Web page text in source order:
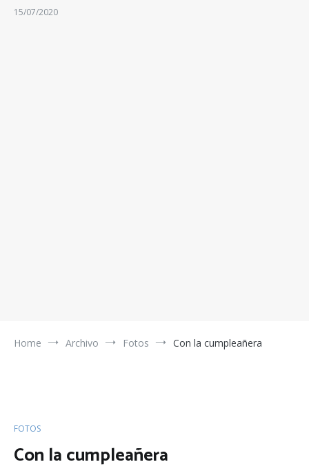
15/07/2020
Home Archivo Fotos Con la cumpleañera
FOTOS
Con la cumpleañera